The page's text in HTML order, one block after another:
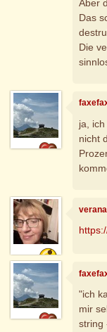
Aber
Das
Die
ja,
nicht
verana
"ich
mir
string